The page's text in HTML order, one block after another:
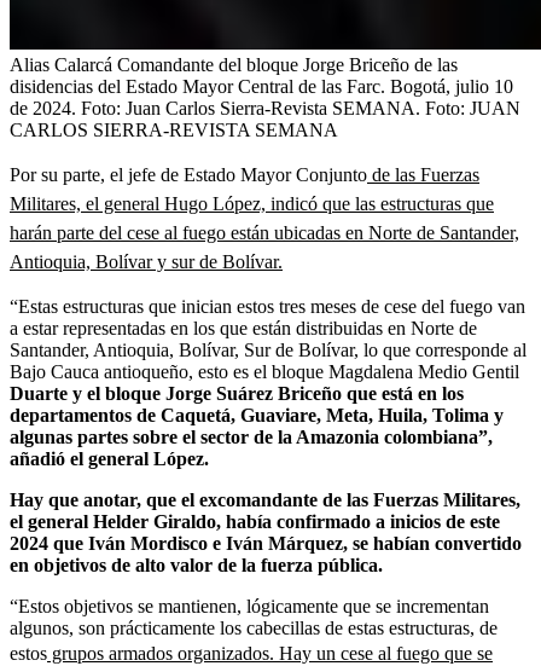
Alias Calarcá Comandante del bloque Jorge Briceño de las
disidencias del Estado Mayor Central de las Farc. Bogotá, julio 10
de 2024. Foto: Juan Carlos Sierra-Revista SEMANA. Foto: JUAN
CARLOS SIERRA-REVISTA SEMANA
Por su parte, el jefe de Estado Mayor Conjunto de las Fuerzas
Militares, el general Hugo López, indicó que las estructuras que
harán parte del cese al fuego están ubicadas en Norte de Santander,
Antioquia, Bolívar y sur de Bolívar.
“Estas estructuras que inician estos tres meses de cese del fuego van
a estar representadas en los que están distribuidas en Norte de
Santander, Antioquia, Bolívar, Sur de Bolívar, lo que corresponde al
Bajo Cauca antioqueño, esto es el bloque Magdalena Medio Gentil
Duarte y el bloque Jorge Suárez Briceño que está en los
departamentos de Caquetá, Guaviare, Meta, Huila, Tolima y
algunas partes sobre el sector de la Amazonia colombiana”,
añadió el general López.
Hay que anotar, que el excomandante de las Fuerzas Militares,
el general Helder Giraldo, había confirmado a inicios de este
2024 que Iván Mordisco e Iván Márquez, se habían convertido
en objetivos de alto valor de la fuerza pública.
“Estos objetivos se mantienen, lógicamente que se incrementan
algunos, son prácticamente los cabecillas de estas estructuras, de
estos grupos armados organizados. Hay un cese al fuego que se